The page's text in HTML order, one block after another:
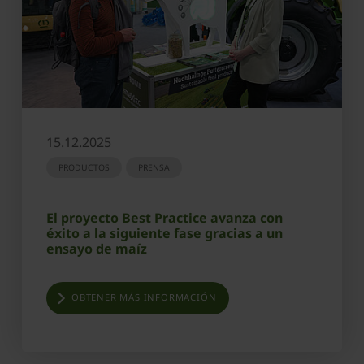
15.12.2025
PRODUCTOS PRENSA
El proyecto Best Practice avanza con
éxito a la siguiente fase gracias a un
ensayo de maíz
OBTENER MÁS INFORMACIÓN